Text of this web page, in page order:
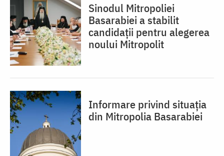
Sinodul Mitropoliei
Basarabiei a stabilit
candidații pentru alegerea
noului Mitropolit
Informare privind situația
din Mitropolia Basarabiei